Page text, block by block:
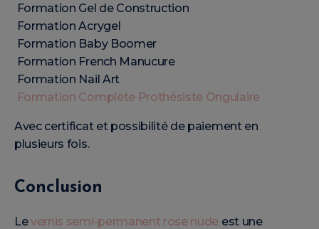
Formation Gel de Construction
Formation Acrygel
Formation Baby Boomer
Formation French Manucure
Formation Nail Art
Formation Complète Prothésiste Ongulaire
Avec certificat et possibilité de paiement en
plusieurs fois.
Conclusion
Levernis semi-permanent rose nude est une